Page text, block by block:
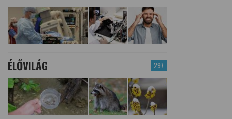
297
ÉLŐVILÁG